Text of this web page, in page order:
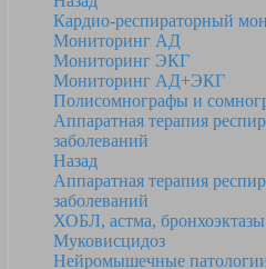
Кардио-респираторный
Мониторинг АД
Мониторинг ЭКГ
Мониторинг АД+ЭКГ
Полисомнографы и
Аппаратная терапия
заболеваний
Назад
Аппаратная терапия
заболеваний
ХОБЛ, астма, бронхоэктазы
Муковисцидоз
Нейромышечные